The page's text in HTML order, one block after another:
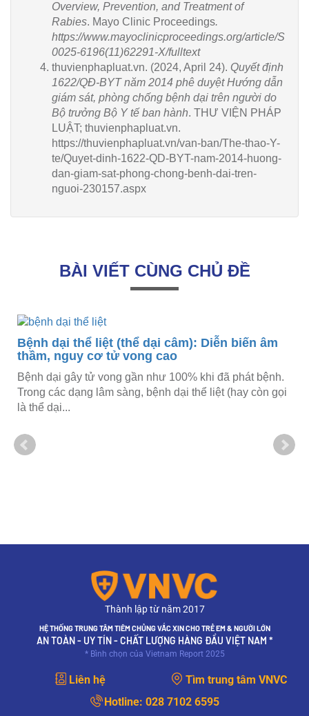
Overview, Prevention, and Treatment of
Rabies. Mayo Clinic Proceedings.
https://www.mayoclinicproceedings.org/article/S
0025-6196(11)62291-X/fulltext
thuvienphapluat.vn. (2024, April 24). Quyết định
1622/QĐ-BYT năm 2014 phê duyệt Hướng dẫn
giám sát, phòng chống bệnh dại trên người do
Bộ trưởng Bộ Y tế ban hành. THƯ VIỆN PHÁP
LUẬT; thuvienphapluat.vn.
https://thuvienphapluat.vn/van-ban/The-thao-Y-
te/Quyet-dinh-1622-QD-BYT-nam-2014-huong-
dan-giam-sat-phong-chong-benh-dai-tren-
nguoi-230157.aspx
BÀI VIẾT CÙNG CHỦ ĐỀ
Bệnh dại thể liệt (thể dại câm): Diễn biến âm
thầm, nguy cơ tử vong cao
Bệnh dại gây tử vong gần như 100% khi đã phát bệnh.
Trong các dạng lâm sàng, bệnh dại thể liệt (hay còn gọi
là thể dại...
Thành lập từ năm 2017
HỆ THỐNG TRUNG TÂM TIÊM CHỦNG VẮC XIN CHO TRẺ EM & NGƯỜI LỚN
AN TOÀN - UY TÍN - CHẤT LƯỢNG HÀNG ĐẦU VIỆT NAM *
* Bình chọn của Vietnam Report 2025
Liên hệ
Tìm trung tâm VNVC
Hotline: 028 7102 6595